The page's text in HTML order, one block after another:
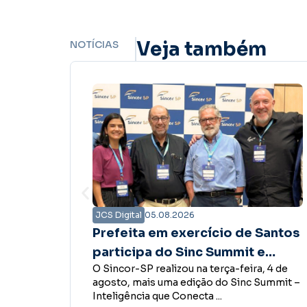
NOTÍCIAS Veja também
JCS Digital 05.08.2026
Presidente do Sincor-SP tem
encontro com governador
Tarcísio de Freitas para
fortalecer diálogo em prol do
O presidente do Sincor-SP, Boris Ber,
esteve com o governador do Estado de
São Paulo, Tarcísio de Freitas, ...